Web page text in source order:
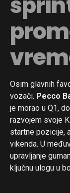
Osim glavnih
vozači. Pecco
je morao u Q1,
razvojem svoje
startne pozicije,
vikenda. U
upravljanje
ključnu ulogu u